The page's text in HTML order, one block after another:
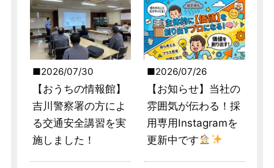
2026/07/30
【おうちの情報館】
吉川警察署の方によ
る交通安全講習を実
施しました！
2026/07/26
【お知らせ】当社の
雰囲気が伝わる！採
用専用Instagramを
更新中です